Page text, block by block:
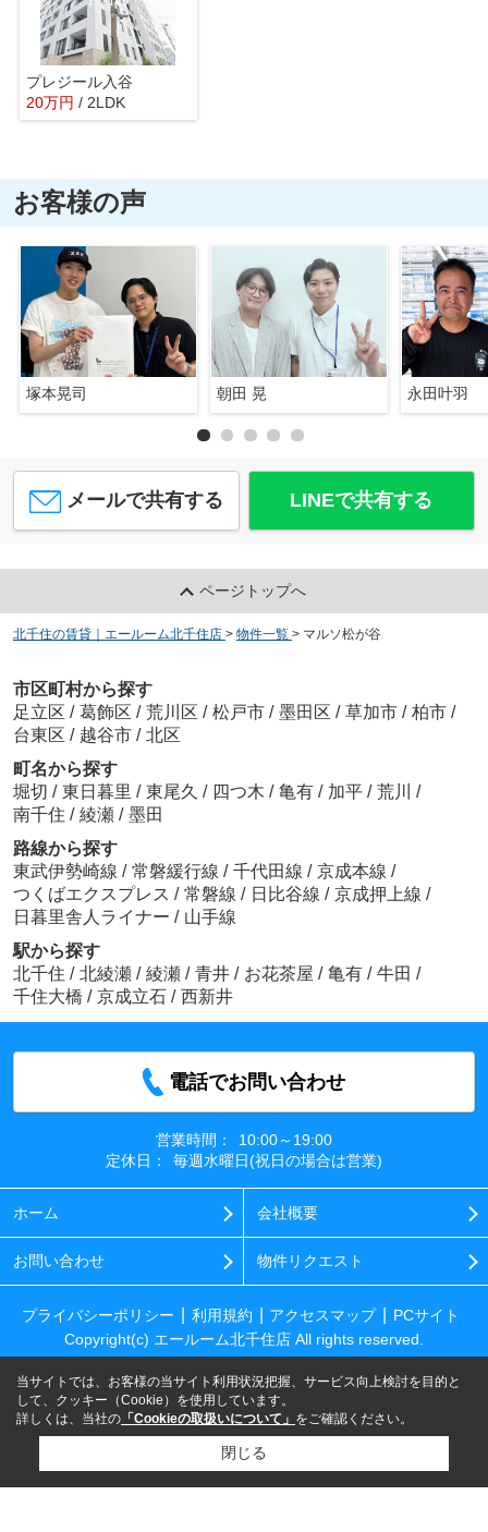
プレジール入谷
20万円 / 2LDK
お客様の声
塚本晃司 朝田 晃 永田叶羽
メールで共有する LINEで共有する
ページトップへ
北千住の賃貸｜エールーム北千住店 > 物件一覧 > マルソ松が谷
市区町村から探す
足立区 / 葛飾区 / 荒川区 / 松戸市 / 墨田区 / 草加市 / 柏市 /
台東区 / 越谷市 / 北区
町名から探す
堀切 / 東日暮里 / 東尾久 / 四つ木 / 亀有 / 加平 / 荒川 /
南千住 / 綾瀬 / 墨田
路線から探す
東武伊勢崎線 / 常磐緩行線 / 千代田線 / 京成本線 /
つくばエクスプレス / 常磐線 / 日比谷線 / 京成押上線 /
日暮里舎人ライナー / 山手線
駅から探す
北千住 / 北綾瀬 / 綾瀬 / 青井 / お花茶屋 / 亀有 / 牛田 /
千住大橋 / 京成立石 / 西新井
電話でお問い合わせ
営業時間：
10:00～19:00
定休日：
毎週水曜日(祝日の場合は営業)
ホーム 会社概要
お問い合わせ 物件リクエスト
プライバシーポリシー 利用規約 アクセスマップ
PCサイト
Copyright(c) エールーム北千住店 All rights reserved.
当サイトでは、お客様の当サイト利用状況把握、サービス向上検討を目的と
して、クッキー（Cookie）を使用しています。
詳しくは、当社の 「Cookieの取扱いについて」 をご確認ください。
閉じる